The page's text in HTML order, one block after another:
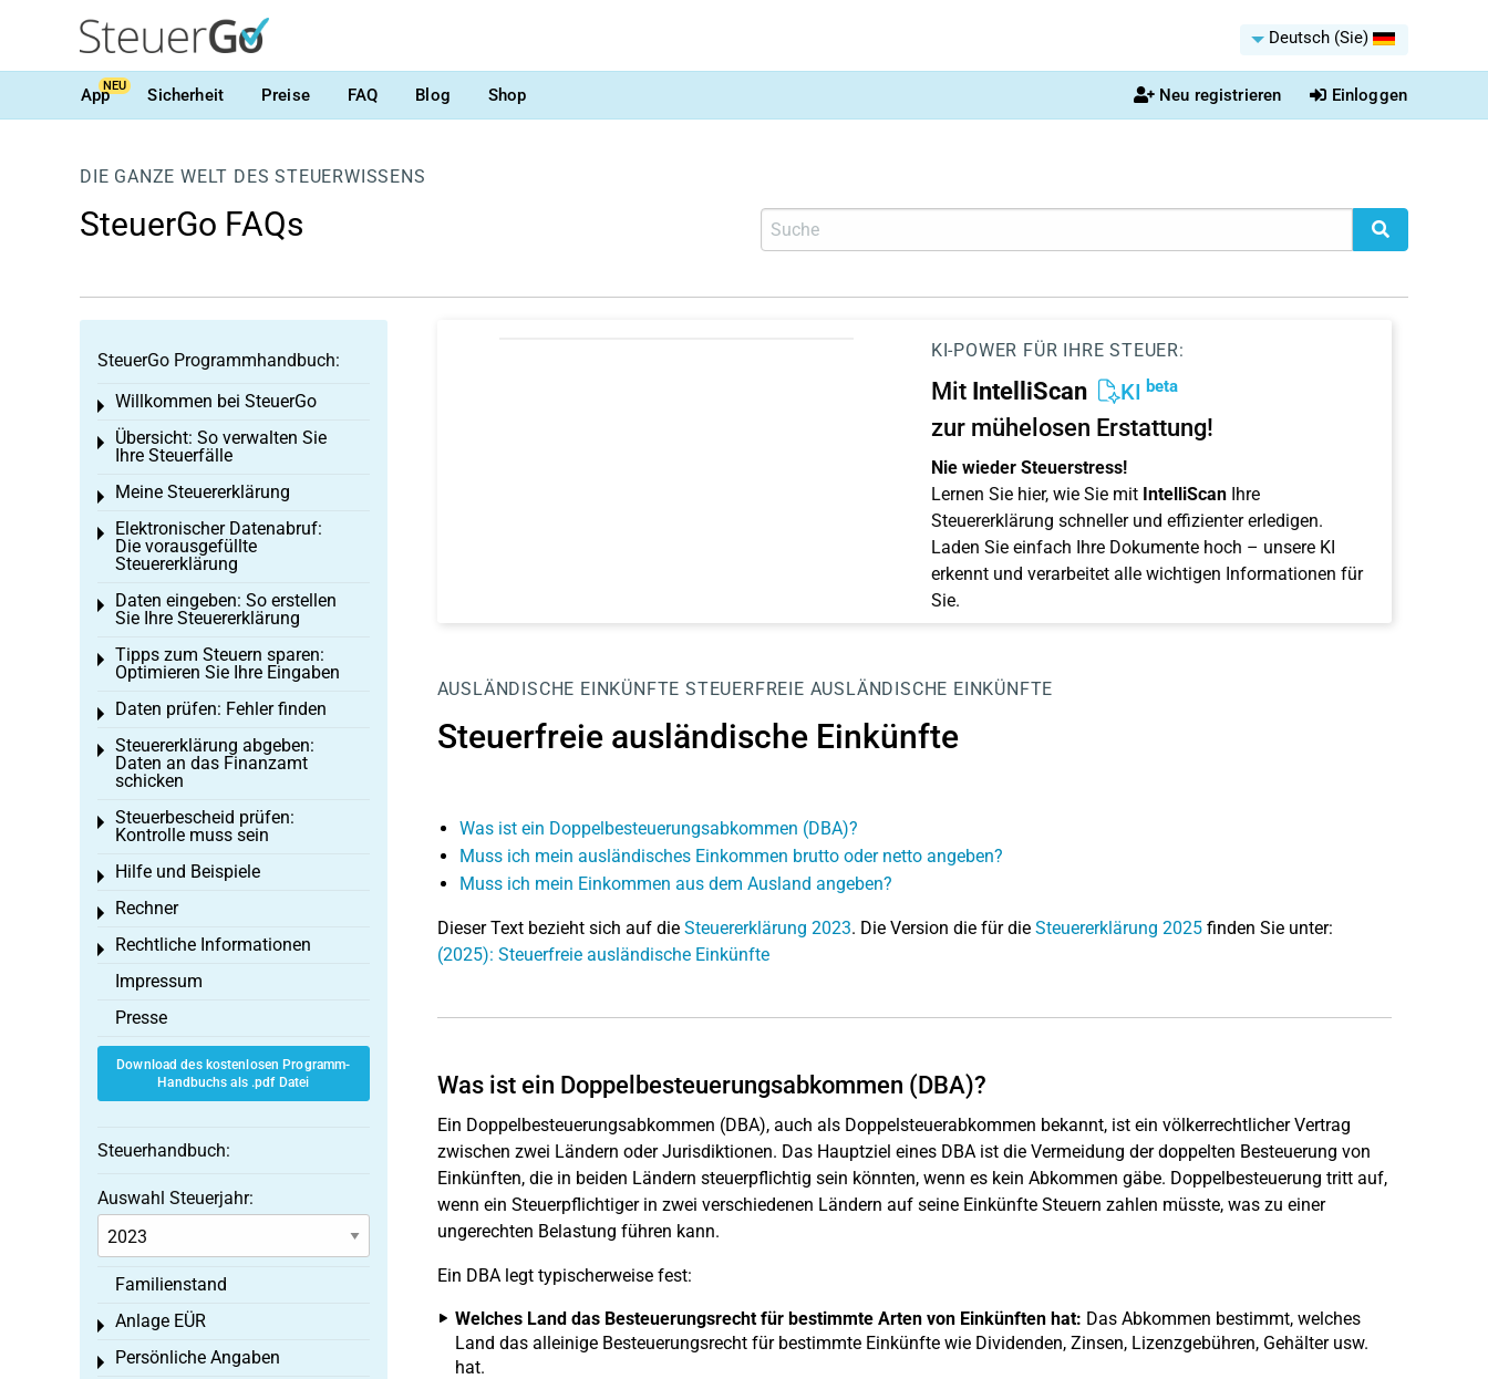
Deutsch (Sie)
AppNEU Sicherheit Preise FAQ Blog Shop Neu registrieren Einloggen
DIE GANZE WELT DES STEUERWISSENS
SteuerGo FAQs
KI-POWER FÜR IHRE STEUER:
Mit IntelliScan KI beta
zur mühelosen Erstattung!
Nie wieder Steuerstress!
Lernen Sie hier, wie Sie mit IntelliScanIhre
Steuererklärung schneller und effizienter erledigen.
Laden Sie einfach Ihre Dokumente hoch – unsere KI
erkennt und verarbeitet alle wichtigen Informationen für
Sie.
AUSLÄNDISCHE EINKÜNFTE STEUERFREIE AUSLÄNDISCHE EINKÜNFTE
Steuerfreie ausländische Einkünfte
Was ist ein Doppelbesteuerungsabkommen (DBA)?
Muss ich mein ausländisches Einkommen brutto oder netto angeben?
Muss ich mein Einkommen aus dem Ausland angeben?
Dieser Text bezieht sich auf die Steuererklärung 2023. Die Version die für die Steuererklärung 2025finden Sie unter:
(2025): Steuerfreie ausländische Einkünfte
Was ist ein Doppelbesteuerungsabkommen (DBA)?
Ein Doppelbesteuerungsabkommen (DBA), auch als Doppelsteuerabkommen bekannt, ist ein völkerrechtlicher Vertrag
zwischen zwei Ländern oder Jurisdiktionen. Das Hauptziel eines DBA ist die Vermeidung der doppelten Besteuerung von
Einkünften, die in beiden Ländern steuerpflichtig sein könnten, wenn es kein Abkommen gäbe. Doppelbesteuerung tritt auf,
wenn ein Steuerpflichtiger in zwei verschiedenen Ländern auf seine Einkünfte Steuern zahlen müsste, was zu einer
ungerechten Belastung führen kann.
Ein DBA legt typischerweise fest:
Welches Land das Besteuerungsrecht für bestimmte Arten von Einkünften hat: Das Abkommen bestimmt, welches
Land das alleinige Besteuerungsrecht für bestimmte Einkünfte wie Dividenden, Zinsen, Lizenzgebühren, Gehälter usw.
hat.
SteuerGo Programmhandbuch:
Willkommen bei SteuerGo
Toggle menu
Übersicht: So verwalten Sie
Ihre Steuerfälle
Toggle menu
Meine Steuererklärung
Toggle menu
Elektronischer Datenabruf:
Die vorausgefüllte
Steuererklärung
Toggle menu
Daten eingeben: So erstellen
Sie Ihre Steuererklärung
Toggle menu
Tipps zum Steuern sparen:
Optimieren Sie Ihre Eingaben
Toggle menu
Daten prüfen: Fehler finden
Toggle menu
Steuererklärung abgeben:
Daten an das Finanzamt
schicken
Toggle menu
Steuerbescheid prüfen:
Kontrolle muss sein
Toggle menu
Hilfe und Beispiele
Toggle menu
Rechner
Toggle menu
Rechtliche Informationen
Toggle menu
Impressum
Presse
Download des kostenlosen Programm-
Handbuchs als .pdf Datei
Steuerhandbuch:
Auswahl Steuerjahr:
Familienstand
Anlage EÜR
Toggle menu
Persönliche Angaben
Toggle menu